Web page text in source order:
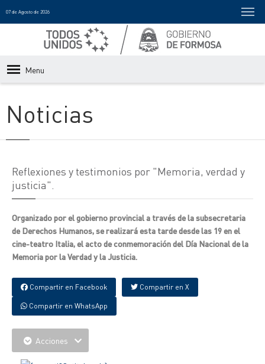
07 de Agosto de 2026
Menu
Noticias
Reflexiones y testimonios por "Memoria, verdad y
justicia".
Organizado por el gobierno provincial a través de la subsecretaria
de Derechos Humanos, se realizará esta tarde desde las 19 en el
cine-teatro Italia, el acto de conmemoración del Día Nacional de la
Memoria por la Verdad y la Justicia.
Compartir en Facebook Compartir en X
Compartir en WhatsApp
Acciones